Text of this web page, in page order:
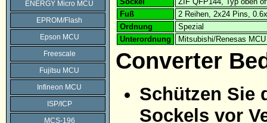
ENERGY Micro MCU
EPROM/Flash
Epson MCU
Freescale
Fujitsu MCU
Infineon MCU
ISP/ICP
MCS-196
Fuß
2 Reihen, 2x24 Pins,
Ordnung
Spezial
Unterordnung
Mitsubishi/Renesas MCU
Converter
Schützen Sie
Sockels vor